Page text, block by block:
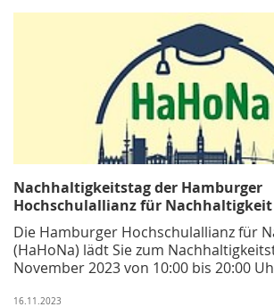
Nachhaltigkeitstag der Hamburger
Hochschulallianz für Nachhaltigkeit
Die Hamburger Hochschulallianz für
(HaHoNa) lädt Sie zum
November 2023 von 10:00 bis 20:00
16.11.2023